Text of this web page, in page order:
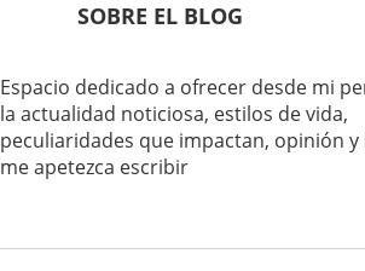
SOBRE EL BLOG
Espacio dedicado a ofrecer desde mi
la actualidad noticiosa, estilos de vida,
peculiaridades que impactan, opinión y
me apetezca escribir